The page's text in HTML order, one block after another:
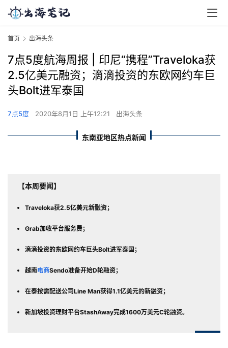
首页 出海头条
7点5度航海周报 | 印尼“携程”Traveloka获
2.5亿美元融资；滴滴投资的东欧网约车巨
头Bolt进军泰国
7点5度 2020年8月1日 上午12:21 出海头条
东南亚地区热点新闻
【本周要闻】
Traveloka获2.5亿美元新融资；
Grab加收平台服务费；
滴滴投资的东欧网约车巨头Bolt进军泰国；
越南电商Sendo准备开始D轮融资；
在泰按需配送公司Line Man获得1.1亿美元的新融资；
新加坡投资理财平台StashAway完成1600万美元C轮融资。